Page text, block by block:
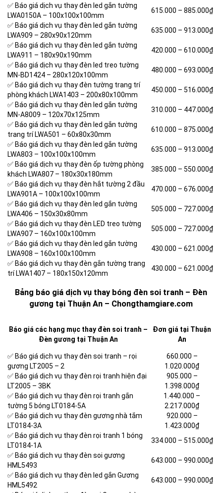
✅ Báo giá dịch vụ thay đèn led gắn tường
LWA0150A – 100x100x100mm
615.000 – 885.000₫
✅ Báo giá dịch vụ thay đèn led gắn tường
LWA909 – 280x90x120mm
635.000 – 913.000₫
✅ Báo giá dịch vụ thay đèn led gắn tường
LWA911 – 180x90x190mm
420.000 – 610.000₫
✅ Báo giá dịch vụ thay đèn led treo tường
MN-BD1424 – 280x120x100mm
480.000 – 693.000₫
✅ Báo giá dịch vụ thay đèn tường trang trí
phòng khách LWA1403 – 200x80x100mm
450.000 – 516.000₫
✅ Báo giá dịch vụ thay đèn led gắn tường
MN-A8009 – 120x70x125mm
310.000 – 447.000₫
✅ Báo giá dịch vụ thay đèn led gắn tường
trang trí LWA501 – 60x80x30mm
610.000 – 875.000₫
✅ Báo giá dịch vụ thay đèn led gắn tường
LWA803 – 100x100x100mm
635.000 – 913.000₫
✅ Báo giá dịch vụ thay đèn ốp tường phòng
khách LWA807 – 180x30x180mm
385.000 – 550.000₫
✅ Báo giá dịch vụ thay đèn hắt tường 2 đầu
LWA901A – 100x100x100mm
470.000 – 676.000₫
✅ Báo giá dịch vụ thay đèn led gắn tường
LWA406 – 150x30x80mm
505.000 – 727.000₫
✅ Báo giá dịch vụ thay đèn LED treo tường
LWA907 – 160x100x100mm
505.000 – 727.000₫
✅ Báo giá dịch vụ thay đèn led gắn tường
LWA908 – 160x100x100mm
430.000 – 621.000₫
✅ Báo giá dịch vụ thay đèn gắn tường trang
trí LWA1407 – 180x150x120mm
430.000 – 621.000₫
Bảng báo giá dịch vụ thay bóng đèn soi tranh – Đèn
gương tại Thuận An – Chongthamgiare.com
Báo giá các hạng mục thay đèn soi tranh –
Đèn gương tại Thuận An
Đơn giá tại Thuận
An
✅ Báo giá dịch vụ thay đèn soi tranh – rọi
gương LT2005 – 2
660.000 –
1.020.000₫
✅ Báo giá dịch vụ thay đèn rọi tranh hiện đại
LT2005 – 3BK
905.000 –
1.398.000₫
✅ Báo giá dịch vụ thay đèn rọi tranh gắn
tường 5 bóng LT0184-5A
1.440.000 –
2.217.000₫
✅ Báo giá dịch vụ thay đèn gương nhà tắm
LT0184-3A
920.000 –
1.423.000₫
✅ Báo giá dịch vụ thay đèn rọi tranh 1 bóng
LT0184-1A
334.000 – 515.000₫
✅ Báo giá dịch vụ thay đèn soi gương
HML5493
643.000 – 990.000₫
✅ Báo giá dịch vụ thay đèn led gắn Gương
HML5492
643.000 – 990.000₫